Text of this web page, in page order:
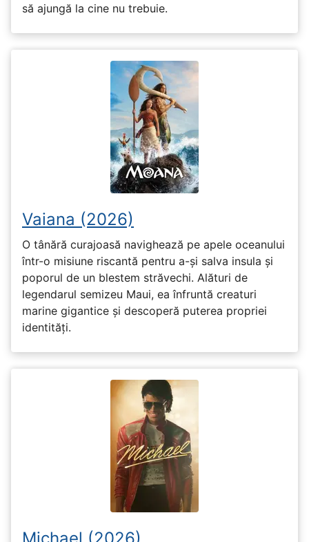
să ajungă la cine nu trebuie.
Vaiana (2026)
O tânără curajoasă navighează pe apele oceanului
într-o misiune riscantă pentru a-și salva insula și
poporul de un blestem străvechi. Alături de
legendarul semizeu Maui, ea înfruntă creaturi
marine gigantice și descoperă puterea propriei
identități.